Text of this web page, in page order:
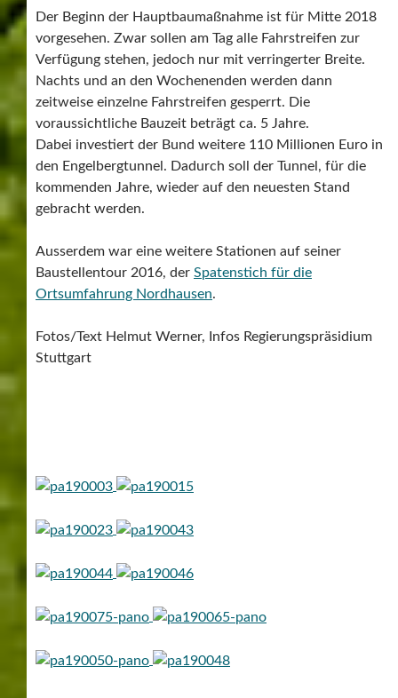
Der Beginn der Hauptbaumaßnahme ist für Mitte 2018
vorgesehen. Zwar sollen am Tag alle Fahrstreifen zur
Verfügung stehen, jedoch nur mit verringerter Breite.
Nachts und an den Wochenenden werden dann
zeitweise einzelne Fahrstreifen gesperrt. Die
voraussichtliche Bauzeit beträgt ca. 5 Jahre.
Dabei investiert der Bund weitere 110 Millionen Euro in
den Engelbergtunnel. Dadurch soll der Tunnel, für die
kommenden Jahre, wieder auf den neuesten Stand
gebracht werden.
Ausserdem war eine weitere Stationen auf seiner
Baustellentour 2016, der Spatenstich für die
Ortsumfahrung Nordhausen.
Fotos/Text Helmut Werner, Infos Regierungspräsidium
Stuttgart